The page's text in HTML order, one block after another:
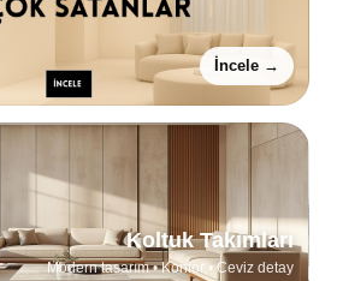
İncele →
Koltuk Takımları
Modern tasarım • Konfor • Ceviz detay